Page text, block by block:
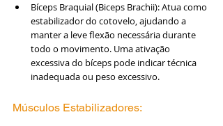
Bíceps Braquial (Biceps Brachii): Atua como
estabilizador do cotovelo, ajudando a
manter a leve flexão necessária durante
todo o movimento. Uma ativação
excessiva do bíceps pode indicar técnica
inadequada ou peso excessivo.
Músculos Estabilizadores: